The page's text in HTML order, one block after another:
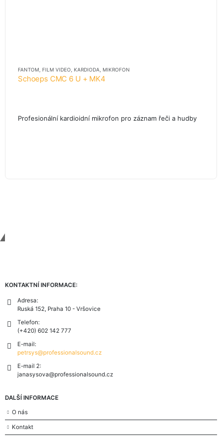
FANTOM FILM VIDEO KARDIODA MIKROFON
Schoeps CMC 6 U + MK4
Profesionální kardioidní mikrofon pro záznam řeči a hudby
KONTAKTNÍ INFORMACE:
Adresa:
Ruská 152, Praha 10 - Vršovice
Telefon:
(+420) 602 142 777
E-mail:
petrsys@professionalsound.cz
E-mail 2:
janasysova@professionalsound.cz
DALŠÍ INFORMACE
O nás
Kontakt